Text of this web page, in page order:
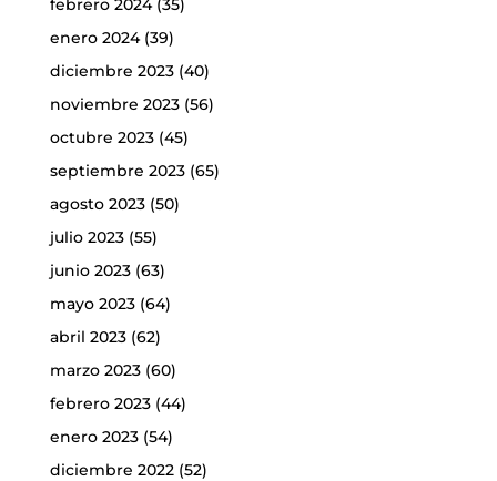
febrero 2024(35)
enero 2024(39)
diciembre 2023(40)
noviembre 2023(56)
octubre 2023(45)
septiembre 2023(65)
agosto 2023(50)
julio 2023(55)
junio 2023(63)
mayo 2023(64)
abril 2023(62)
marzo 2023(60)
febrero 2023(44)
enero 2023(54)
diciembre 2022(52)